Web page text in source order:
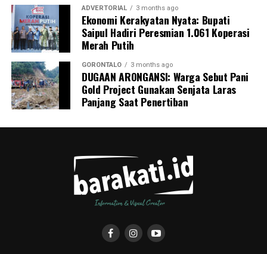
ADVERTORIAL 3 months ago
Ekonomi Kerakyatan Nyata: Bupati
Saipul Hadiri Peresmian 1.061 Koperasi
Merah Putih
GORONTALO 3 months ago
DUGAAN ARONGANSI: Warga Sebut Pani
Gold Project Gunakan Senjata Laras
Panjang Saat Penertiban